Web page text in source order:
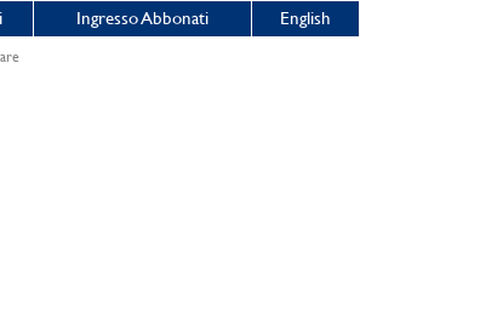
Ingresso Abbonati English